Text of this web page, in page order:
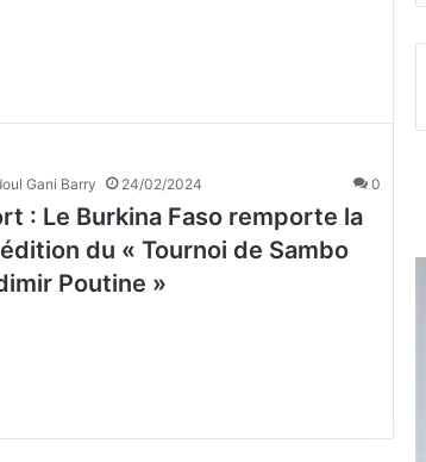
Gani Barry 24/02/2024 0
: Le Burkina Faso remporte la
du « Tournoi de Sambo
Poutine »